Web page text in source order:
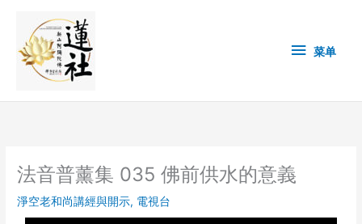
content
单 菜单
法音普薰集 035 佛前供水的意義
淨空老和尚講經與開示, 電視台